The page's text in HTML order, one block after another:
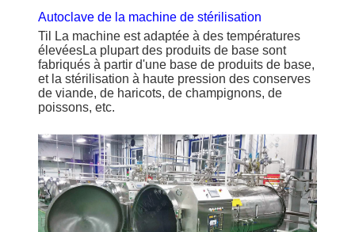
Autoclave de la machine de stérilisation
Til La machine est adaptée à des températures
élevéesLa plupart des produits de base sont
fabriqués à partir d'une base de produits de base,
et la stérilisation à haute pression des conserves
de viande, de haricots, de champignons, de
poissons, etc.